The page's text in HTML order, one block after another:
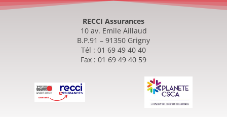
RECCI Assurances
10 av. Emile Aillaud
B.P.91 – 91350 Grigny
Tél : 01 69 49 40 40
Fax : 01 69 49 40 59